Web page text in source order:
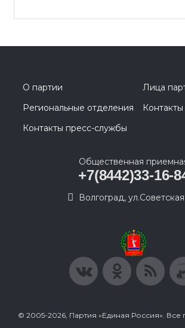
О партии
Лица
Региональные отделения
Контакты пресс-службы
Общественная
+7(8442)33-16-
Волгоград,
© 2005-2026, Партия «Единая Россия».